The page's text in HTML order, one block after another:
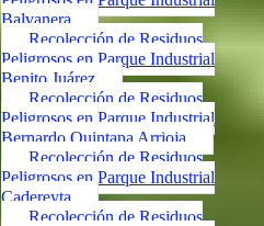
Balvanera
Recolección de Residuos
Peligrosos en Parque Industrial
Benito Juárez
Recolección de Residuos
Peligrosos en Parque Industrial
Bernardo Quintana Arrioja
Recolección de Residuos
Peligrosos en Parque Industrial
Cadereyta
Recolección de Residuos